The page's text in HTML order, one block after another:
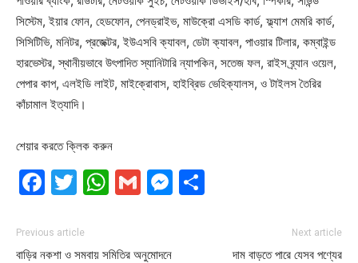
সিস্টেম, ইয়ার ফোন, হেডফোন, পেনড্রাইভ, মাউক্রো এসডি কার্ড, ফ্ল্যাশ মেমরি কার্ড,
সিসিটিভি, মনিটর, প্রজেক্টর, ইউএসবি ক্যাবল, ডেটা ক্যাবল, পাওয়ার টিলার, কম্বাইন্ড
হারভেস্টর, স্থানীয়ভাবে উৎপাদিত স্যানিটারি ন্যাপকিন, সতেজ ফল, রাইস ব্র্যান ওয়েল,
পেপার কাপ, এলইডি লাইট, মাইক্রোবাস, হাইব্রিড ভেহিক্যালস, ও টাইলস তৈরির
কাঁচামাল ইত্যাদি।
শেয়ার করতে ক্লিক করুন
Facebook
Twitter
WhatsApp
GmailMessenger
Previous article
বাড়ির নকশা ও সমবায় সমিতির অনুমোদনে
Next article
দাম বাড়তে পারে যেসব পণ্যের